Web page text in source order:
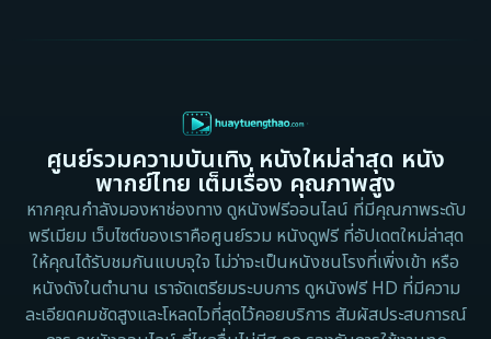
ศูนย์รวมความบันเทิง หนังใหม่ล่าสุด หนัง
พากย์ไทย เต็มเรื่อง คุณภาพสูง
หากคุณกำลังมองหาช่องทาง ดูหนังฟรีออนไลน์ ที่มีคุณภาพระดับ
พรีเมียม เว็บไซต์ของเราคือศูนย์รวม หนังดูฟรี ที่อัปเดตใหม่ล่าสุด
ให้คุณได้รับชมกันแบบจุใจ ไม่ว่าจะเป็นหนังชนโรงที่เพิ่งเข้า หรือ
หนังดังในตำนาน เราจัดเตรียมระบบการ ดูหนังฟรี HD ที่มีความ
ละเอียดคมชัดสูงและโหลดไวที่สุดไว้คอยบริการ สัมผัสประสบการณ์